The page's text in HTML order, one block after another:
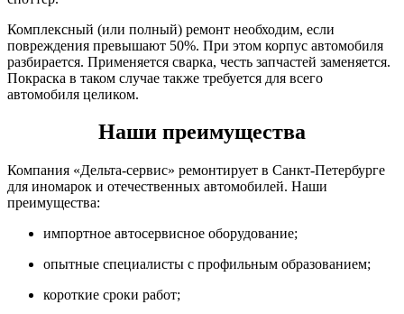
Комплексный (или полный) ремонт необходим, если
повреждения превышают 50%. При этом корпус автомобиля
разбирается. Применяется сварка, честь запчастей заменяется.
Покраска в таком случае также требуется для всего
автомобиля целиком.
Наши преимущества
Компания «Дельта-сервис» ремонтирует в Санкт-Петербурге
для иномарок и отечественных автомобилей. Наши
преимущества:
импортное автосервисное оборудование;
опытные специалисты с профильным образованием;
короткие сроки работ;